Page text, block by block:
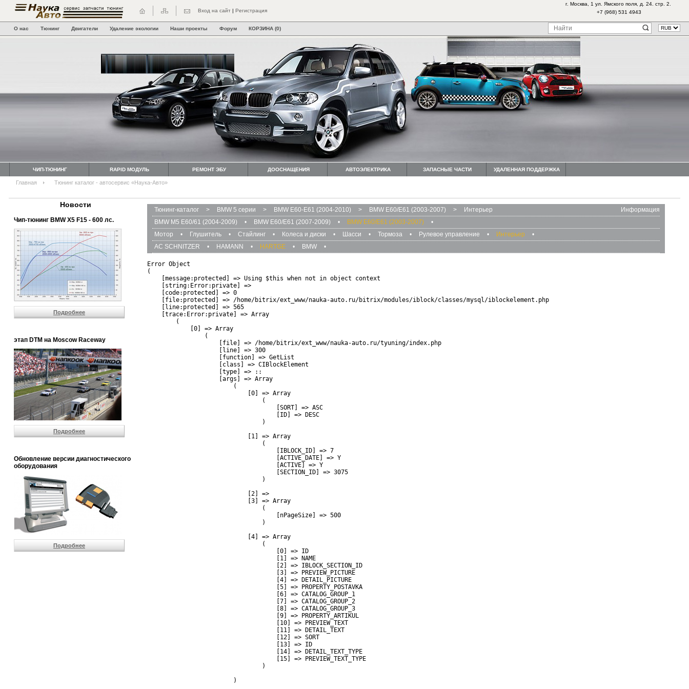
Вход на сайт | Регистрация
г. Москва, 1 ул. Ямского поля, д. 24. стр. 2.
+7 (968) 531 4943
О нас Тюнинг Двигатели Удаление экологии Наши проекты Форум КОРЗИНА (0)
ЧИП-ТЮНИНГ RAPID МОДУЛЬ РЕМОНТ ЭБУ ДООСНАЩЕНИЯ АВТОЭЛЕКТРИКА ЗАПАСНЫЕ ЧАСТИ УДАЛЕННАЯ ПОДДЕРЖКА
Главная Тюнинг каталог - автосервис «Наука-Авто»
Новости
Чип-тюнинг BMW Х5 F15 - 600 лс.
Подробнее
этап DTM на Moscow Raceway
Подробнее
Обновление версии диагностического
оборудования
Подробнее
Информация
Тюнинг-каталог > BMW 5 серии > BMW E60-E61 (2004-2010) > BMW E60/E61 (2003-2007) >
Интерьер
BMW M5 E60/61 (2004-2009)
• BMW E60/E61 (2007-2009) • BMW E60/E61 (2003-2007)
•
Мотор
• Глушитель • Стайлинг • Колеса и диски • Шасси • Тормоза • Рулевое управление • Интерьер
•
AC SCHNITZER
• HAMANN • HARTGE • BMW •
Error Object
(
    [message:protected] => Using $this when not in object context
    [string:Error:private] =>
    [code:protected] => 0
    [file:protected] => /home/bitrix/ext_www/nauka-auto.ru/bitrix/modules/iblock/classes/mysql/iblockelement.php
    [line:protected] => 565
    [trace:Error:private] => Array
        (
            [0] => Array
                (
                    [file] => /home/bitrix/ext_www/nauka-auto.ru/tyuning/index.php
                    [line] => 300
                    [function] => GetList
                    [class] => CIBlockElement
                    [type] => ::
                    [args] => Array
                        (
                            [0] => Array
                                (
                                    [SORT] => ASC
                                    [ID] => DESC
                                )
                            [1] => Array
                                (
                                    [IBLOCK_ID] => 7
                                    [ACTIVE_DATE] => Y
                                    [ACTIVE] => Y
                                    [SECTION_ID] => 3075
                                )
                            [2] =>
                            [3] => Array
                                (
                                    [nPageSize] => 500
                                )
                            [4] => Array
                                (
                                    [0] => ID
                                    [1] => NAME
                                    [2] => IBLOCK_SECTION_ID
                                    [3] => PREVIEW_PICTURE
                                    [4] => DETAIL_PICTURE
                                    [5] => PROPERTY_POSTAVKA
                                    [6] => CATALOG_GROUP_1
                                    [7] => CATALOG_GROUP_2
                                    [8] => CATALOG_GROUP_3
                                    [9] => PROPERTY_ARTIKUL
                                    [10] => PREVIEW_TEXT
                                    [11] => DETAIL_TEXT
                                    [12] => SORT
                                    [13] => ID
                                    [14] => DETAIL_TEXT_TYPE
                                    [15] => PREVIEW_TEXT_TYPE
                                )
                        )